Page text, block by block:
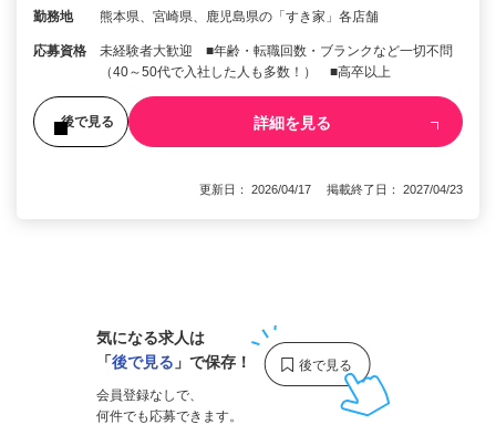
勤務地 熊本県、宮崎県、鹿児島県の「すき家」各店舗
応募資格
未経験者大歓迎 ■年齢・転職回数・ブランクなど一切不問
（40～50代で入社した人も多数！） ■高卒以上
後で見る 詳細を見る
更新日： 2026/04/17 掲載終了日： 2027/04/23
気になる求人は
「後で見る 」で保存！
会員登録なしで、
何件でも応募できます。